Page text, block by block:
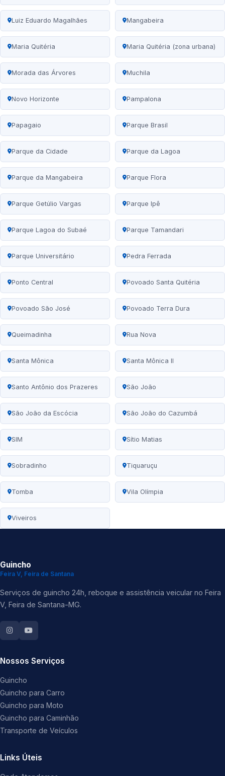
Luiz Eduardo Magalhães Mangabeira
Maria Quitéria Maria Quitéria (zona urbana)
Morada das Árvores Muchila
Novo Horizonte Pampalona
Papagaio Parque Brasil
Parque da Cidade Parque da Lagoa
Parque da Mangabeira Parque Flora
Parque Getúlio Vargas Parque Ipê
Parque Lagoa do Subaé Parque Tamandari
Parque Universitário Pedra Ferrada
Ponto Central Povoado Santa Quitéria
Povoado São José Povoado Terra Dura
Queimadinha Rua Nova
Santa Mônica Santa Mônica II
Santo Antônio dos Prazeres São João
São João da Escócia São João do Cazumbá
SIM Sítio Matias
Sobradinho Tiquaruçu
Tomba Vila Olímpia
Viveiros
Guincho
Feira V, Feira de Santana
Serviços de guincho 24h, reboque e assistência veicular no Feira
V, Feira de Santana-MG.
Nossos Serviços
Guincho
Guincho para Carro
Guincho para Moto
Guincho para Caminhão
Transporte de Veículos
Links Úteis